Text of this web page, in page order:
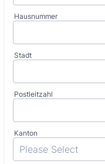
Hausnummer
Stadt
Postleitzahl
Kanton